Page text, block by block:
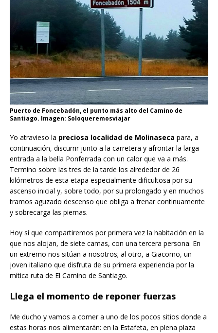
Puerto de Foncebadón, el punto más alto del Camino de
Santiago. Imagen: Soloqueremosviajar
Yo atravieso la preciosa localidad de Molinaseca para, a
continuación, discurrir junto a la carretera y afrontar la larga
entrada a la bella Ponferrada con un calor que va a más.
Termino sobre las tres de la tarde los alrededor de 26
kilómetros de esta etapa especialmente dificultosa por su
ascenso inicial y, sobre todo, por su prolongado y en muchos
tramos aguzado descenso que obliga a frenar continuamente
y sobrecarga las piernas.
Hoy sí que compartiremos por primera vez la habitación en la
que nos alojan, de siete camas, con una tercera persona. En
un extremo nos sitúan a nosotros; al otro, a Giacomo, un
joven italiano que disfruta de su primera experiencia por la
mítica ruta de El Camino de Santiago.
Llega el momento de reponer fuerzas
Me ducho y vamos a comer a uno de los pocos sitios donde a
estas horas nos alimentarán: en la Estafeta, en plena plaza